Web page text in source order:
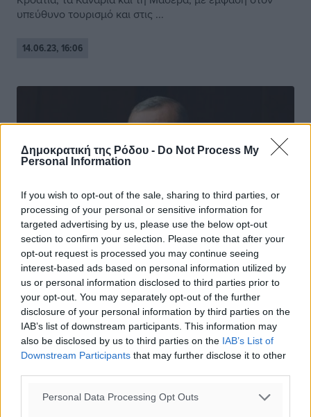
Δημοκρατική της Ρόδου - Do Not Process My
Personal Information
If you wish to opt-out of the sale, sharing to third parties, or
processing of your personal or sensitive information for
targeted advertising by us, please use the below opt-out
section to confirm your selection. Please note that after your
opt-out request is processed you may continue seeing
interest-based ads based on personal information utilized by
us or personal information disclosed to third parties prior to
your opt-out. You may separately opt-out of the further
disclosure of your personal information by third parties on the
IAB’s list of downstream participants. This information may
also be disclosed by us to third parties on the IAB’s List of
Downstream Participants that may further disclose it to other
Personal Data Processing Opt Outs
υπεύθυνο τουρισμό και στις ...
14.06.23, 16:06
Ερντογάν: Θα πω στον Μητσοτάκη να
σταματήσει τα εξοπλιστικά
δημοσιογράφους κατά την πτήση επιστροφής του από το